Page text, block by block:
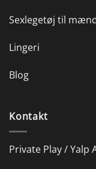
Sexlegetøj til
Lingeri
Blog
Kontakt
Private Play / Yalp